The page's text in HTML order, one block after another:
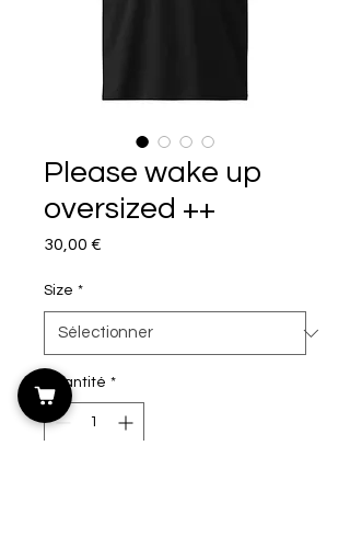
Please wake up
oversized ++
30,00 €
Size *
Quantité *